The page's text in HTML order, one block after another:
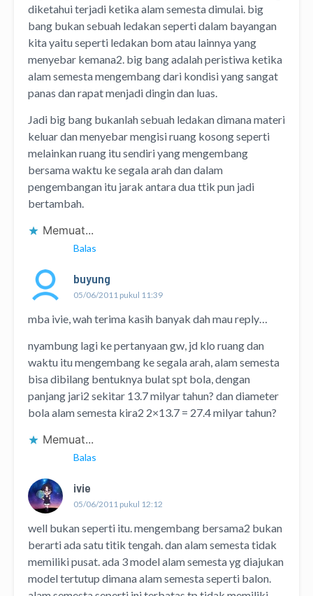
diketahui terjadi ketika alam semesta dimulai. big
bang bukan sebuah ledakan seperti dalam bayangan
kita yaitu seperti ledakan bom atau lainnya yang
menyebar kemana2. big bang adalah peristiwa ketika
alam semesta mengembang dari kondisi yang sangat
panas dan rapat menjadi dingin dan luas.
Jadi big bang bukanlah sebuah ledakan dimana materi
keluar dan menyebar mengisi ruang kosong seperti
melainkan ruang itu sendiri yang mengembang
bersama waktu ke segala arah dan dalam
pengembangan itu jarak antara dua ttik pun jadi
bertambah.
Memuat...
Balas
buyung
05/06/2011 pukul 11:39
mba ivie, wah terima kasih banyak dah mau reply…
nyambung lagi ke pertanyaan gw, jd klo ruang dan
waktu itu mengembang ke segala arah, alam semesta
bisa dibilang bentuknya bulat spt bola, dengan
panjang jari2 sekitar 13.7 milyar tahun? dan diameter
bola alam semesta kira2 2×13.7 = 27.4 milyar tahun?
Memuat...
Balas
ivie
05/06/2011 pukul 12:12
well bukan seperti itu. mengembang bersama2 bukan
berarti ada satu titik tengah. dan alam semesta tidak
memiliki pusat. ada 3 model alam semesta yg diajukan
model tertutup dimana alam semesta seperti balon.